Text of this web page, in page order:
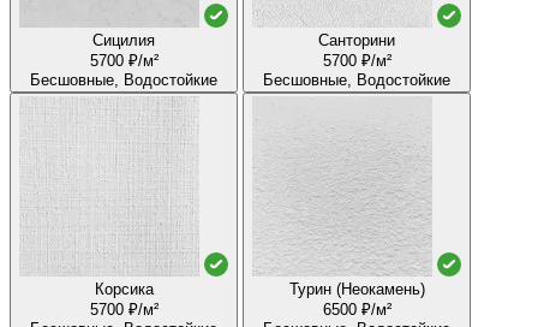
Сицилия
5700 ₽/м²
Бесшовные, Водостойкие
Санторини
5700 ₽/м²
Бесшовные, Водостойкие
Корсика
5700 ₽/м²
Турин (Неокамень)
6500 ₽/м²